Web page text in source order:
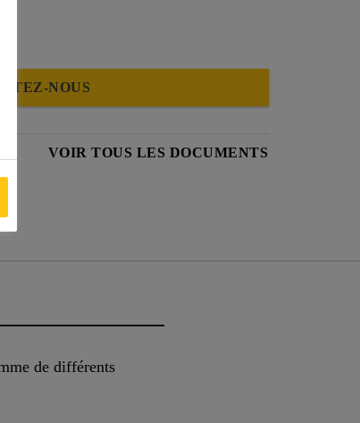
NOUS
VOIR TOUS LES DOCUMENTS
de différents